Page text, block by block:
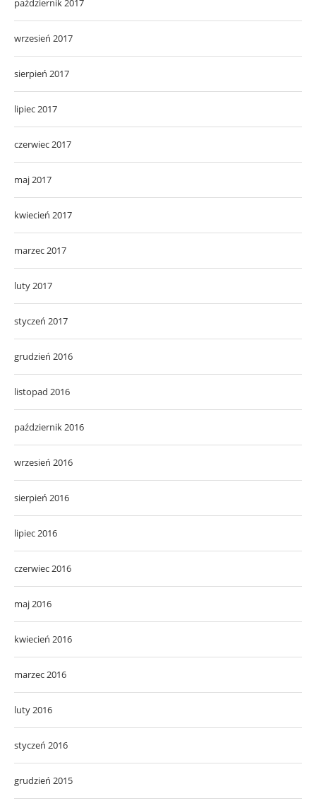
październik 2017
wrzesień 2017
sierpień 2017
lipiec 2017
czerwiec 2017
maj 2017
kwiecień 2017
marzec 2017
luty 2017
styczeń 2017
grudzień 2016
listopad 2016
październik 2016
wrzesień 2016
sierpień 2016
lipiec 2016
czerwiec 2016
maj 2016
kwiecień 2016
marzec 2016
luty 2016
styczeń 2016
grudzień 2015